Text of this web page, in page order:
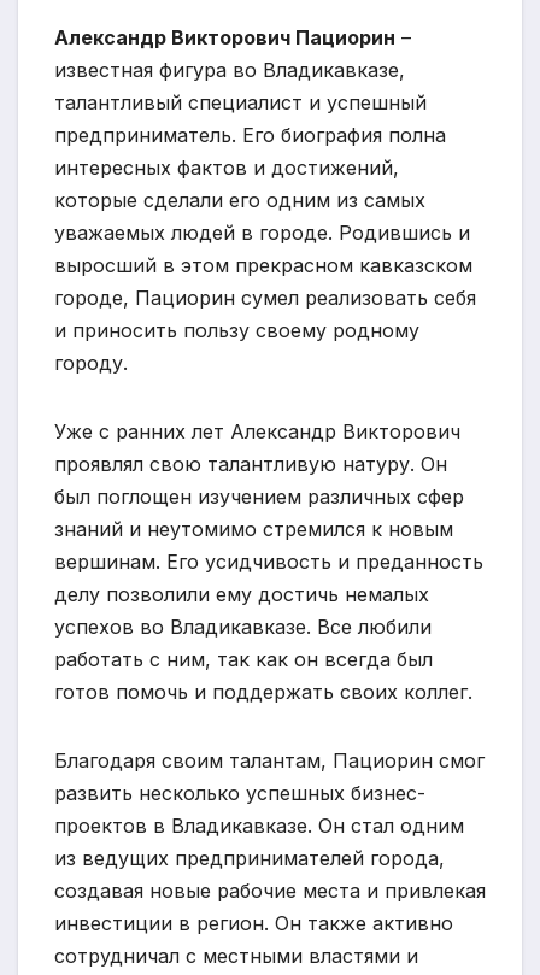
Александр Викторович Пациорин –
известная фигура во Владикавказе,
талантливый специалист и успешный
предприниматель. Его биография полна
интересных фактов и достижений,
которые сделали его одним из самых
уважаемых людей в городе. Родившись и
выросший в этом прекрасном кавказском
городе, Пациорин сумел реализовать себя
и приносить пользу своему родному
городу.
Уже с ранних лет Александр Викторович
проявлял свою талантливую натуру. Он
был поглощен изучением различных сфер
знаний и неутомимо стремился к новым
вершинам. Его усидчивость и преданность
делу позволили ему достичь немалых
успехов во Владикавказе. Все любили
работать с ним, так как он всегда был
готов помочь и поддержать своих коллег.
Благодаря своим талантам, Пациорин смог
развить несколько успешных бизнес-
проектов в Владикавказе. Он стал одним
из ведущих предпринимателей города,
создавая новые рабочие места и привлекая
инвестиции в регион. Он также активно
сотрудничал с местными властями и